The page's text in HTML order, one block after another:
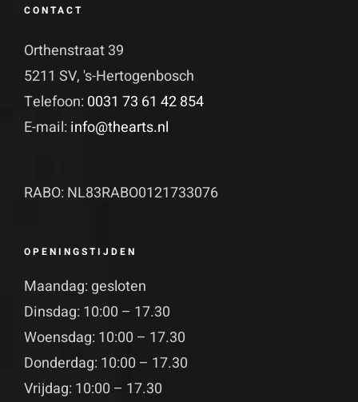
CONTACT
Orthenstraat 39
5211 SV, 's-Hertogenbosch
Telefoon: 0031 73 61 42 854
E-mail: info@thearts.nl
RABO: NL83RABO0121733076
OPENINGSTIJDEN
Maandag: gesloten
Dinsdag: 10:00 – 17.30
Woensdag: 10:00 – 17.30
Donderdag: 10:00 – 17.30
Vrijdag: 10:00 – 17.30